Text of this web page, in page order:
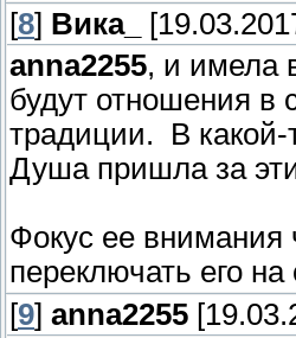
[8] Вика_
anna2255, и имела
будут отношения в
традиции. В какой-
Душа пришла за
Фокус ее внимания
переключать его
[9] anna2255